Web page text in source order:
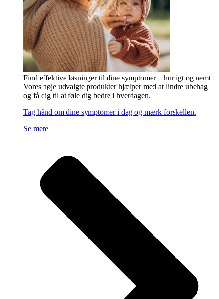
Find effektive løsninger til dine symptomer – hurtigt og nemt.
Vores nøje udvalgte produkter hjælper med at lindre ubehag
og få dig til at føle dig bedre i hverdagen.
Tag hånd om dine symptomer i dag og mærk forskellen.
Se mere